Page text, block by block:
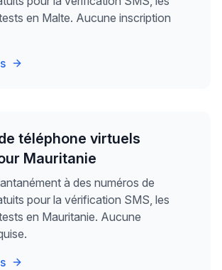
en Malte. Aucune inscription
téléphone virtuels
Mauritanie
à des numéros de
pour la vérification SMS, les
en Mauritanie. Aucune